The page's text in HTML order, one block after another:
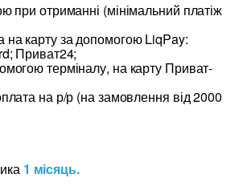
при отриманні (мінімальний платіж
на карту за допомогою LiqPay:
Приват24;
терміналу, на карту Приват-
на р/р (на замовлення від 2000
1 місяць.